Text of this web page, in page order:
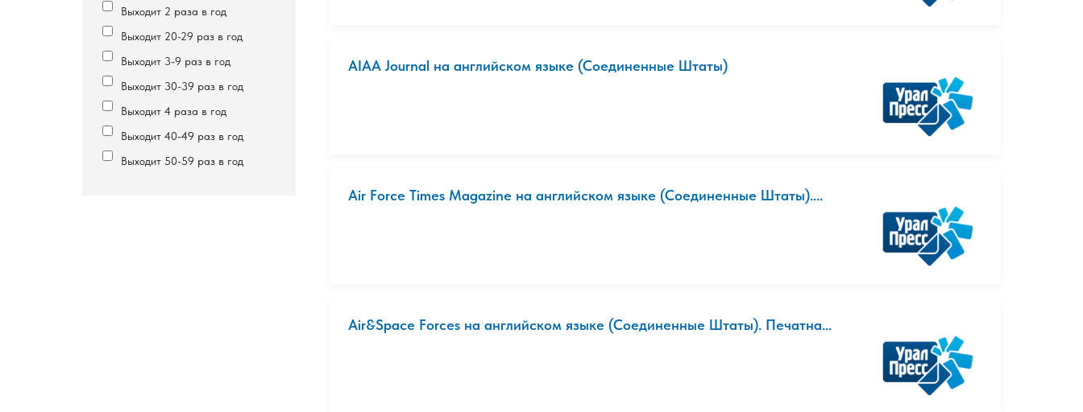
Выходит 2 раза в год
Выходит 20-29 раз в год
Выходит 3-9 раз в год
Выходит 30-39 раз в год
Выходит 4 раза в год
Выходит 40-49 раз в год
Выходит 50-59 раз в год
AIAA Journal на английском языке (Соединенные Штаты)
Air Force Times Magazine на английском языке (Соединенные Штаты)....
Air&Space Forces на английском языке (Соединенные Штаты). Печатна...